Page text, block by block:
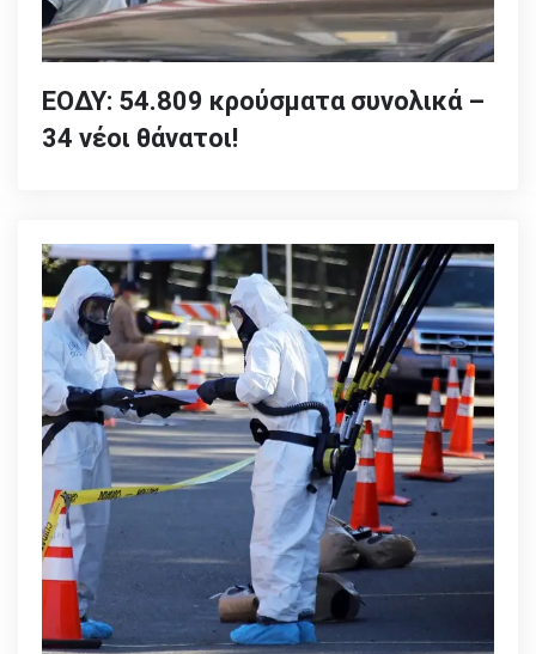
ΕΟΔΥ: 54.809 κρούσματα συνολικά –
34 νέοι θάνατοι!